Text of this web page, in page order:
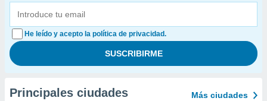
He leído y acepto la política de privacidad.
Principales ciudades Más ciudades